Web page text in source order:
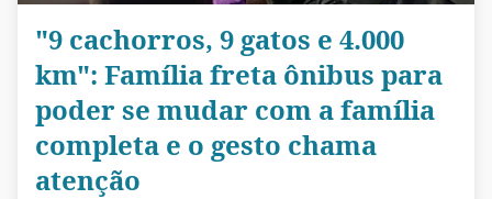
"9 cachorros, 9 gatos e 4.000
km": Família freta ônibus para
poder se mudar com a família
completa e o gesto chama
atenção